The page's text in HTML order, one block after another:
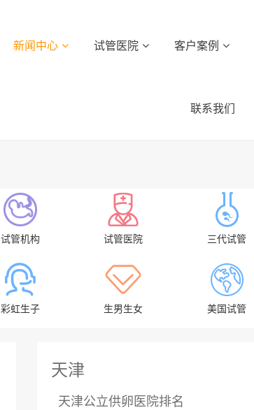
新闻中心 试管医院 客户案例
联系我们
试管机构 试管医院 三代试管
彩虹生子 生男生女 美国试管
天津
天津公立供卵医院排名